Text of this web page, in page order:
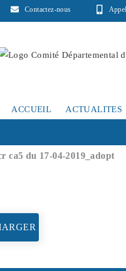
Contactez-nous
ACCUEIL ACTUALITES
ca5 du 17-04-2019_adopt